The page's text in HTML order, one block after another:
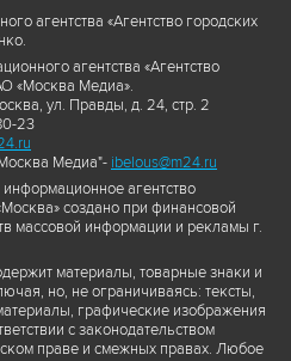
агентства «Агентство городских
агентства «Агентство
«Москва Медиа».
ул. Правды, д. 24, стр. 2
23
Медиа"- ibelous@m24.ru
агентство
создано при финансовой
массовой информации и рекламы г.
материалы, товарные знаки и
но, не ограничиваясь: тексты,
графические изображения
с законодательством
праве и смежных правах. Любое